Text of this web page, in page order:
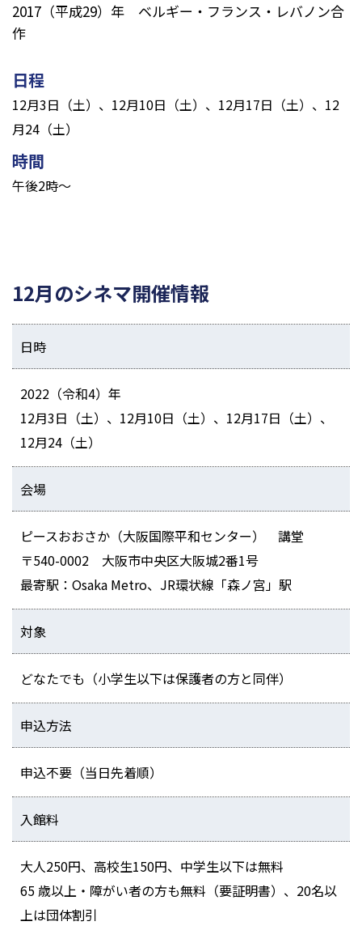
2017（平成29）年 ベルギー・フランス・レバノン合
作
日程
12月3日（土）、12月10日（土）、12月17日（土）、12
月24（土）
時間
午後2時～
12月のシネマ開催情報
日時
2022（令和4）年
12月3日（土）、12月10日（土）、12月17日（土）、
12月24（土）
会場
ピースおおさか（大阪国際平和センター） 講堂
〒540-0002 大阪市中央区大阪城2番1号
最寄駅：Osaka Metro、JR環状線「森ノ宮」駅
対象
どなたでも（小学生以下は保護者の方と同伴）
申込方法
申込不要（当日先着順）
入館料
大人250円、高校生150円、中学生以下は無料
65 歳以上・障がい者の方も無料（要証明書）、20名以
上は団体割引